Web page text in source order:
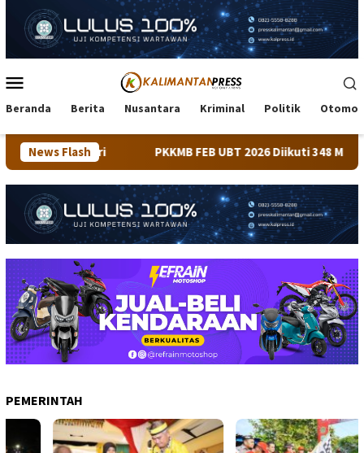
konten
Mobile
Beranda Berita Nusantara Kriminal Politik
News Flash
PKKMB FEB UBT 2026 Diikuti 348 Mahasiswa,
PEMERINTAH